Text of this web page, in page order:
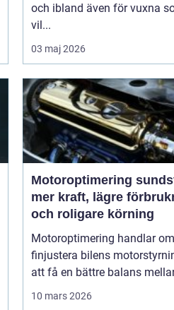
och ibland även för vuxna
vil...
03 maj 2026
Motoroptimering
mer kraft, lägre
och roligare körning
Motoroptimering handlar
finjustera bilens
att få en bättre balans
10 mars 2026